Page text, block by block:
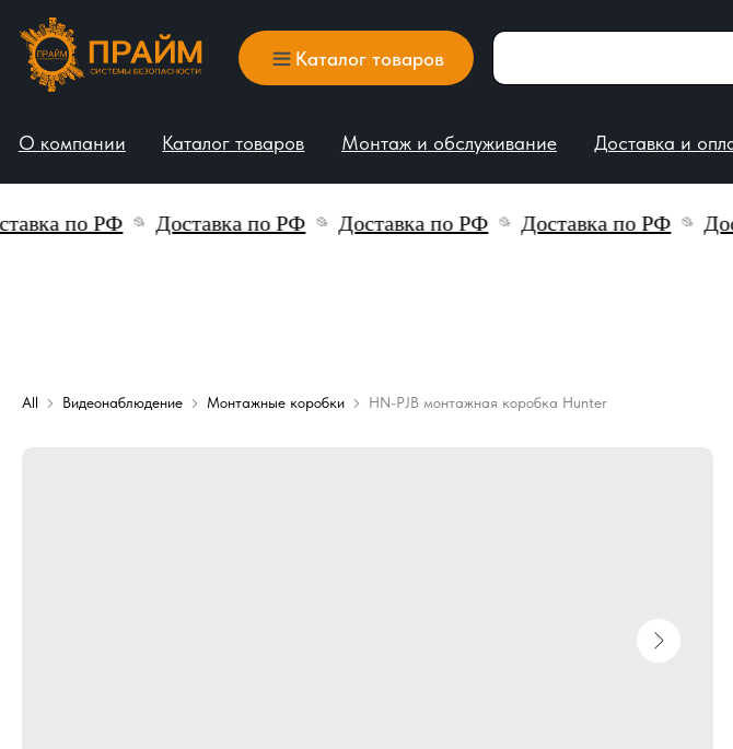
Каталог товаров
по РФ Доставка по РФ Доставка по РФ Доставка по РФ
All Видеонаблюдение Монтажные коробки HN-PJB монтажная коробка Hunter